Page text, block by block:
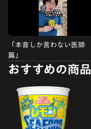
「本音しか言わない医師
篇」
おすすめの商品